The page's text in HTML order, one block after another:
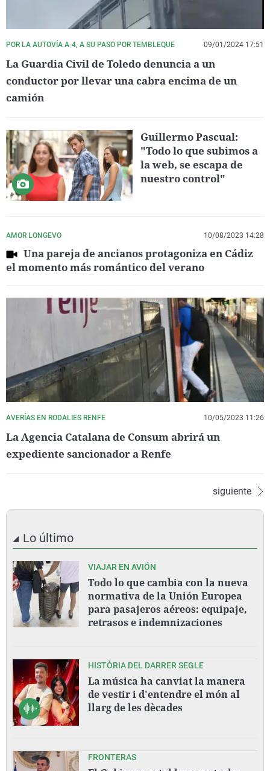
POR LA AUTOVÍA A-4, A SU PASO POR TEMBLEQUE 09/01/2024 17:51
La Guardia Civil de Toledo denuncia a un
conductor por llevar una cabra encima de un
camión
Guillermo Pascual:
"Todo lo que subimos a
la web, se escapa de
nuestro control"
AMOR LONGEVO 10/08/2023 14:28
Una pareja de ancianos protagoniza en Cádiz
el momento más romántico del verano
AVERÍAS EN RODALIES RENFE 10/05/2023 11:26
La Agencia Catalana de Consum abrirá un
expediente sancionador a Renfe
siguiente
Lo último
VIAJAR EN AVIÓN
Todo lo que cambia con la nueva
normativa de la Unión Europea
para pasajeros aéreos: equipaje,
retrasos e indemnizaciones
HISTÒRIA DEL DARRER SEGLE
La música ha canviat la manera
de vestir i d'entendre el món al
llarg de les dècades
FRONTERAS